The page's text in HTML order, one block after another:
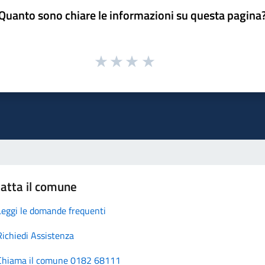
sono chiare le informazioni su questa
il comune
le domande frequenti
Assistenza
il comune 0182 68111